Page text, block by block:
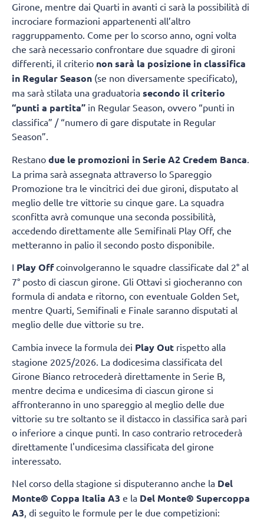
Girone, mentre dai Quarti in avanti ci sarà la possibilità di
incrociare formazioni appartenenti all’altro
raggruppamento. Come per lo scorso anno, ogni volta
che sarà necessario confrontare due squadre di gironi
differenti, il criterio non sarà la posizione in classifica
in Regular Season (se non diversamente specificato),
ma sarà stilata una graduatoria secondo il criterio
“punti a partita” in Regular Season, ovvero “punti in
classifica” / “numero di gare disputate in Regular
Season”.
Restano due le promozioni in Serie A2 Credem Banca
La prima sarà assegnata attraverso lo Spareggio
Promozione tra le vincitrici dei due gironi, disputato al
meglio delle tre vittorie su cinque gare. La squadra
sconfitta avrà comunque una seconda possibilità,
accedendo direttamente alle Semifinali Play Off, che
metteranno in palio il secondo posto disponibile.
I Play Offcoinvolgeranno le squadre classificate dal 2° al
7° posto di ciascun girone. Gli Ottavi si giocheranno con
formula di andata e ritorno, con eventuale Golden Set,
mentre Quarti, Semifinali e Finale saranno disputati al
meglio delle due vittorie su tre.
Cambia invece la formula dei Play Out rispetto alla
stagione 2025/2026. La dodicesima classificata del
Girone Bianco retrocederà direttamente in Serie B,
mentre decima e undicesima di ciascun girone si
affronteranno in uno spareggio al meglio delle due
vittorie su tre soltanto se il distacco in classifica sarà pari
o inferiore a cinque punti. In caso contrario retrocederà
direttamente l'undicesima classificata del girone
interessato.
Nel corso della stagione si disputeranno anche la Del
Monte® Coppa Italia A3 e la Del Monte® Supercoppa
A3 , di seguito le formule per le due competizioni: